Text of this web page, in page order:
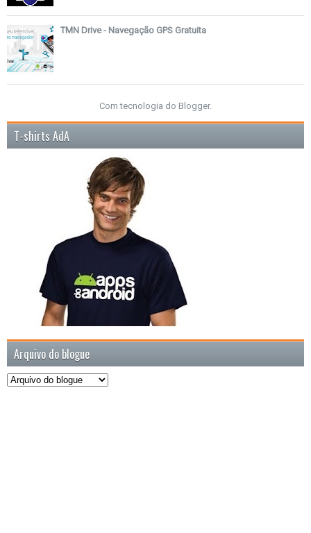
TMN Drive - Navegação GPS Gratuita
Com tecnologia do Blogger.
T-shirts AdA
Arquivo do blogue